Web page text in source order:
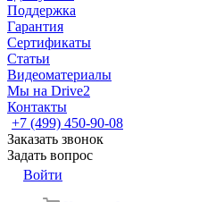
Поддержка
Гарантия
Сертификаты
Статьи
Видеоматериалы
Мы на Drive2
Контакты
+7 (499) 450-90-08
Заказать звонок
Задать вопрос
Войти